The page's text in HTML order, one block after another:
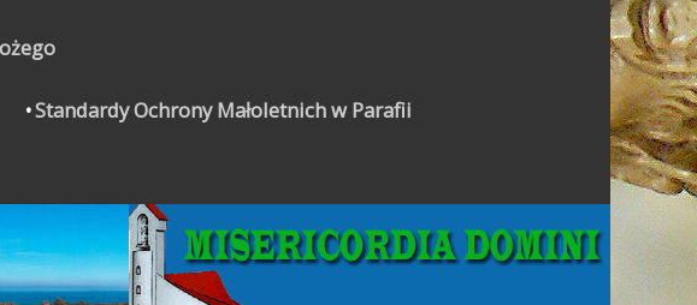
Standardy Ochrony Małoletnich w Parafii
Gazetka Parafialna